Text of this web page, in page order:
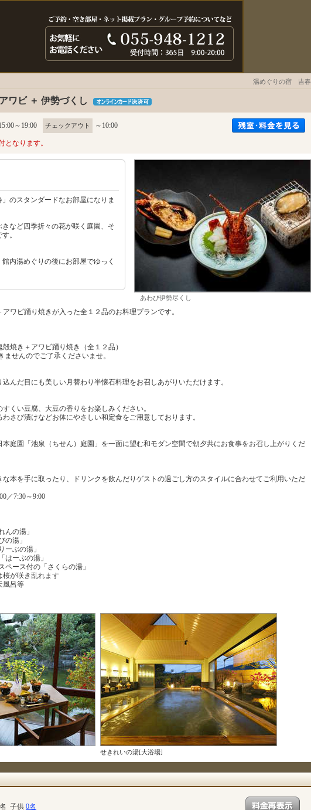
湯めぐりの宿 吉春
ワビ ＋ 伊勢づくし
～19:00 チェックアウト ～10:00
となります。
のスタンダードなお部屋になりま
など四季折々の花が咲く庭園、そ
。
内湯めぐりの後にお部屋でゆっく
あわび伊勢尽くし
ワビ踊り焼きが入った全１２品のお料理プランです。
き＋アワビ踊り焼き（全１２品）
せんのでご了承くださいませ。
んだ目にも美しい月替わり半懐石料理をお召しあがりいただけます。
くい豆腐、大豆の香りをお楽しみください。
さび漬けなどお体にやさしい和定食をご用意しております。
庭園「池泉（ちせん）庭園」を一面に望む和モダン空間で朝夕共にお食事をお召し上がりくだ
本を手に取ったり、ドリンクを飲んだりゲストの過ごし方のスタイルに合わせてご利用いただ
／7:30～9:00
んの湯」
の湯」
ーぶの湯」
はーぶの湯」
ース付の「さくらの湯」
桜が咲き乱れます
風呂等
せきれいの湯[大浴場]
名 子供 0名